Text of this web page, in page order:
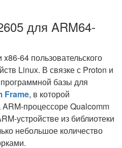
для ARM64-
64 пользовательского
Linux. В связке с Proton и
программной базы для
Frame, в которой
ARM-процессоре Qualcomm
устройстве из библиотеки
небольшое количество